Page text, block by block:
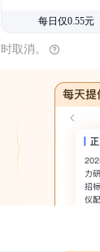
每日仅0.55元
取消。